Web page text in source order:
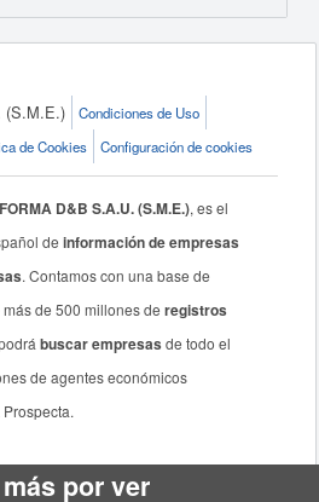
(S.M.E.)
Condiciones de Uso
de Cookies Configuración de cookies
D&B S.A.U. (S.M.E.), es el
deinformación de empresas
. Contamos con una base de
de 500 millones deregistros
buscar empresas de todo el
de agentes económicos
por ver